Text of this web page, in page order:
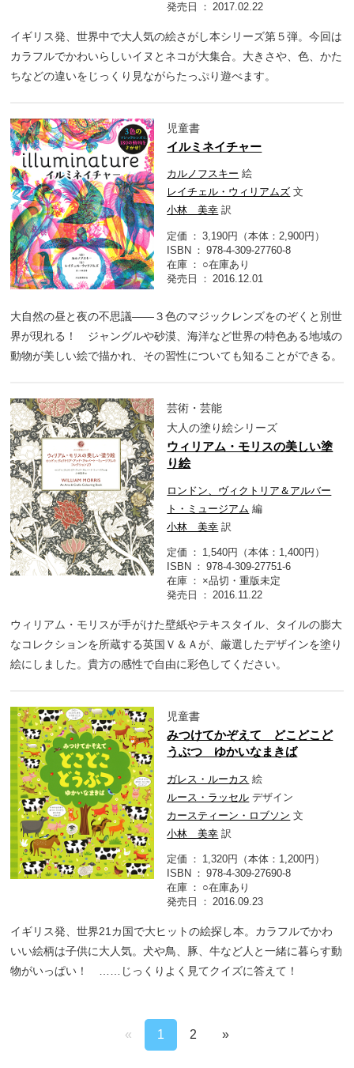
発売日
2017.02.22
イギリス発、世界中で大人気の絵さがし本シリーズ第５弾。今回は
カラフルでかわいらしいイヌとネコが大集合。大きさや、色、かた
ちなどの違いをじっくり見ながらたっぷり遊べます。
児童書
イルミネイチャー
カルノフスキー 絵
レイチェル・ウィリアムズ 文
小林 美幸 訳
定価
3,190円（本体：2,900円）
ISBN
978-4-309-27760-8
在庫
○在庫あり
発売日
2016.12.01
大自然の昼と夜の不思議――３色のマジックレンズをのぞくと別世
界が現れる！ ジャングルや砂漠、海洋など世界の特色ある地域の
動物が美しい絵で描かれ、その習性についても知ることができる。
芸術・芸能
大人の塗り絵シリーズ
ウィリアム・モリスの美しい塗
り絵
ロンドン、ヴィクトリア＆アルバー
ト・ミュージアム 編
小林 美幸 訳
定価
1,540円（本体：1,400円）
ISBN
978-4-309-27751-6
在庫
×品切・重版未定
発売日
2016.11.22
ウィリアム・モリスが手がけた壁紙やテキスタイル、タイルの膨大
なコレクションを所蔵する英国Ｖ＆Ａが、厳選したデザインを塗り
絵にしました。貴方の感性で自由に彩色してください。
児童書
みつけてかぞえて どこどこど
うぶつ ゆかいなまきば
ガレス・ルーカス 絵
ルース・ラッセル デザイン
カースティーン・ロブソン 文
小林 美幸 訳
定価
1,320円（本体：1,200円）
ISBN
978-4-309-27690-8
在庫
○在庫あり
発売日
2016.09.23
イギリス発、世界21カ国で大ヒットの絵探し本。カラフルでかわ
いい絵柄は子供に大人気。犬や鳥、豚、牛など人と一緒に暮らす動
物がいっぱい！ ……じっくりよく見てクイズに答えて！
« 1 2 »